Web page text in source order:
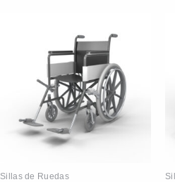
Sillas de Ruedas